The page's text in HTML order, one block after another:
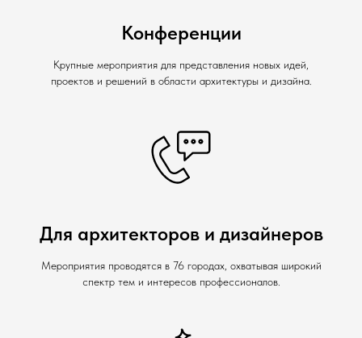
Конференции
Крупные мероприятия для представления новых идей,
проектов и решений в области архитектуры и дизайна.
Для архитекторов и дизайнеров
Мероприятия проводятся в 76 городах, охватывая широкий
спектр тем и интересов профессионалов.